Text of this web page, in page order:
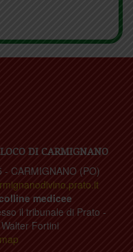
DI CARMIGNANO
CARMIGNANO (PO)
medicee
il tribunale di Prato -
Fortini